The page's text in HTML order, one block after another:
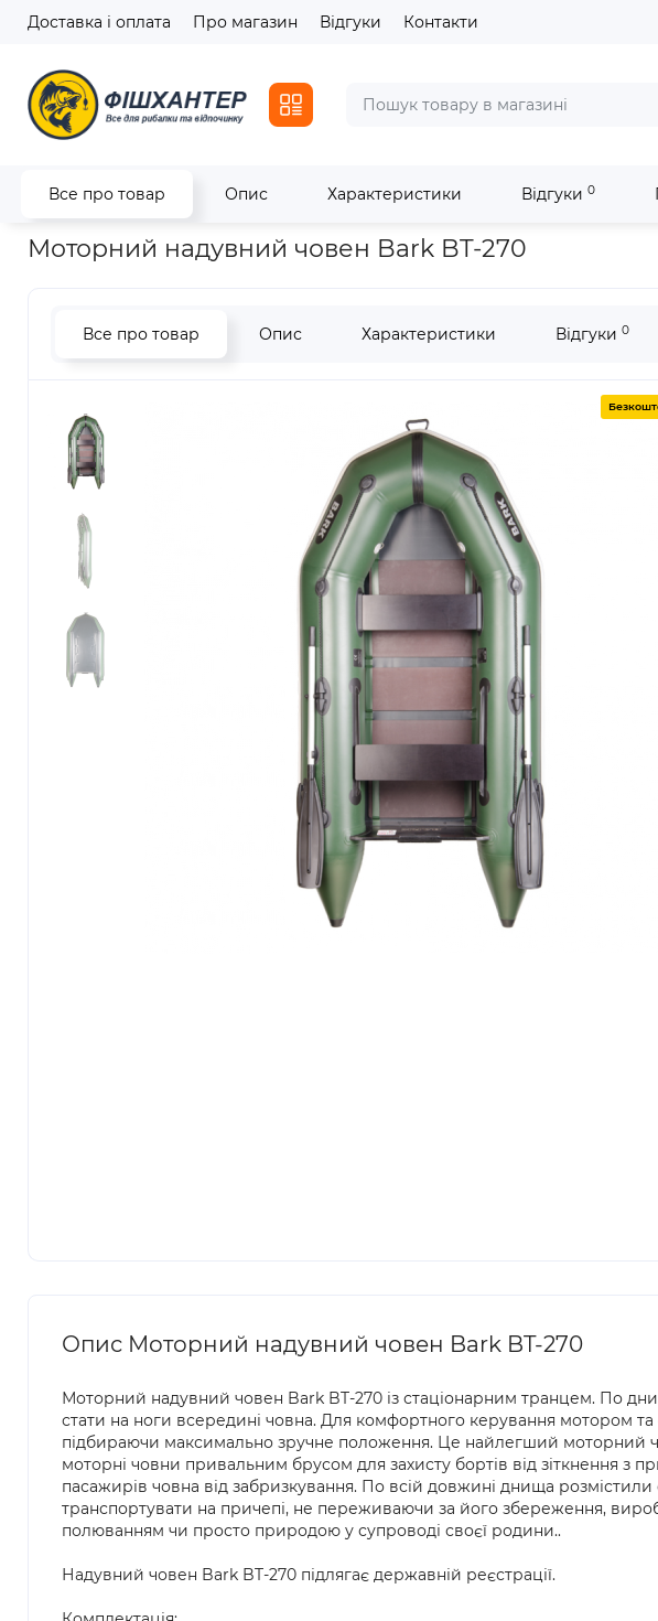
Доставка і оплата Про магазин Відгуки Контакти
Все про товар Опис Характеристики Відгуки 0
Головна Човни Надувні човни Моторний надувний човен Bark BT-270
Моторний надувний човен Bark BT-270
Все про товар Опис Характеристики Відгуки 0
Опис Моторний надувний човен Bark BT-270
Моторний надувний човен Bark BT-270 із стаціонарним транцем. По
стати на ноги всередині човна. Для комфортного керування мотором
підбираючи максимально зручне положення. Це найлегший моторний
моторні човни привальним брусом для захисту бортів від зіткнення з
пасажирів човна від забризкування. По всій довжині днища
транспортувати на причепі, не переживаючи за його збереження,
полюванням чи просто природою у супроводі своєї родини..
Надувний човен Bark BT-270 підлягає державній реєстрації.